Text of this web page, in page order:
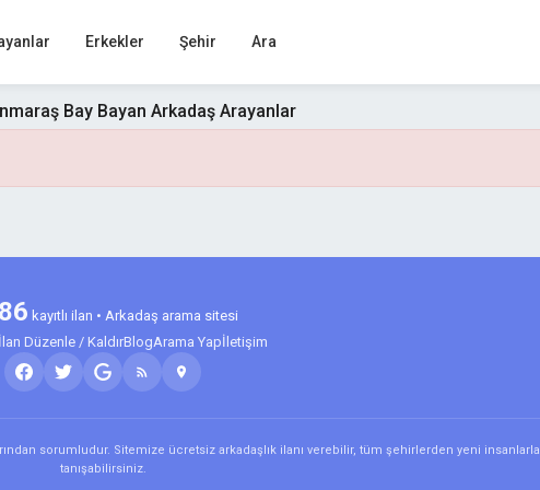
Erkekler Şehir Ara
Bay Bayan Arkadaş Arayanlar
kayıtlı ilan • Arkadaş arama sitesi
İlan Düzenle / KaldırBlogArama Yapİletişim
sorumludur. Sitemize ücretsiz arkadaşlık ilanı verebilir, tüm şehirlerden yeni insanlarla
tanışabilirsiniz.